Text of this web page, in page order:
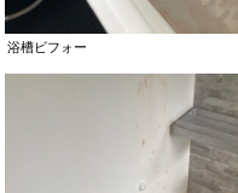
浴槽ビフォー